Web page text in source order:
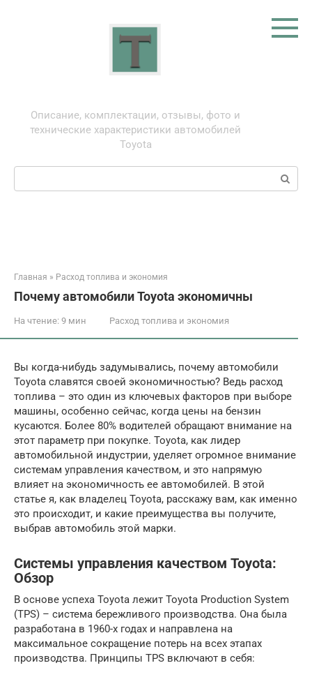
Описание, комплектации, отзывы, фото и
технические характеристики автомобилей
Toyota
Поиск:
Главная » Расход топлива и экономия
Почему автомобили Toyota экономичны
На чтение: 9 мин Расход топлива и экономия
Вы когда-нибудь задумывались, почему автомобили
Toyota славятся своей экономичностью? Ведь расход
топлива – это один из ключевых факторов при выборе
машины, особенно сейчас, когда цены на бензин
кусаются. Более 80% водителей обращают внимание на
этот параметр при покупке. Toyota, как лидер
автомобильной индустрии, уделяет огромное внимание
системам управления качеством, и это напрямую
влияет на экономичность ее автомобилей. В этой
статье я, как владелец Toyota, расскажу вам, как именно
это происходит, и какие преимущества вы получите,
выбрав автомобиль этой марки.
Системы управления качеством Toyota:
Обзор
В основе успеха Toyota лежит Toyota Production System
(TPS) – система бережливого производства. Она была
разработана в 1960-х годах и направлена на
максимальное сокращение потерь на всех этапах
производства. Принципы TPS включают в себя: